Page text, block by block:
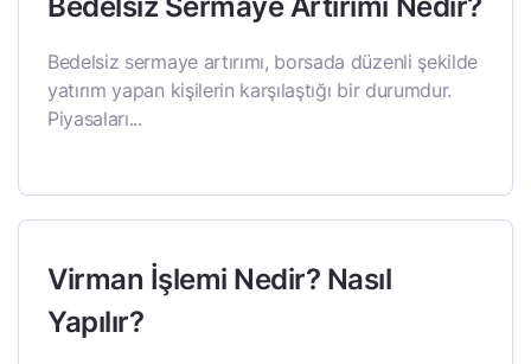
Bedelsiz sermaye artırımı, borsada düzenli şekilde
yatırım yapan kişilerin karşılaştığı bir durumdur.
Piyasaları...
Virman İşlemi Nedir? Nasıl
Yapılır?